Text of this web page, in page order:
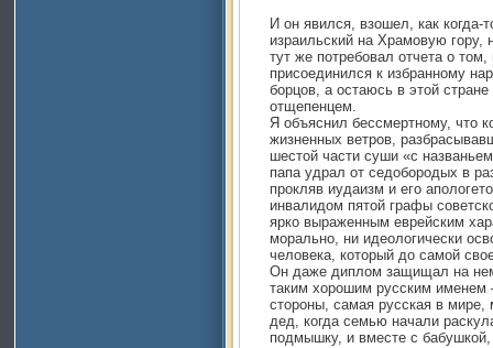
И он явился, взошел, как когда-
израильский на Храмовую гору,
тут же потребовал отчета о
присоединился к избранному
борцов, а остаюсь в этой
отщепенцем.
Я объяснил бессмертному, что
жизненных ветров,
шестой части суши «с
папа удрал от седобородых в
прокляв иудаизм и его
инвалидом пятой графы
ярко выраженным еврейским
морально, ни идеологически
человека, который до самой
Он даже диплом защищал на
таким хорошим русским именем
стороны, самая русская в
дед, когда семью начали
подмышку, и вместе с бабушкой,